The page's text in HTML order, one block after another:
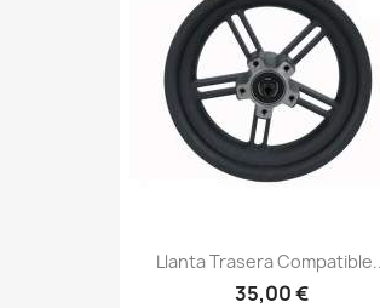
Llanta Trasera
35,00 €